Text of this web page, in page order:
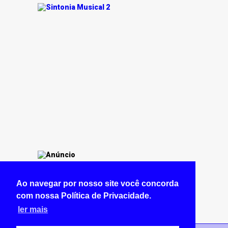
Ao navegar por nosso site você concorda
com nossa Política de Privacidade.
ler mais